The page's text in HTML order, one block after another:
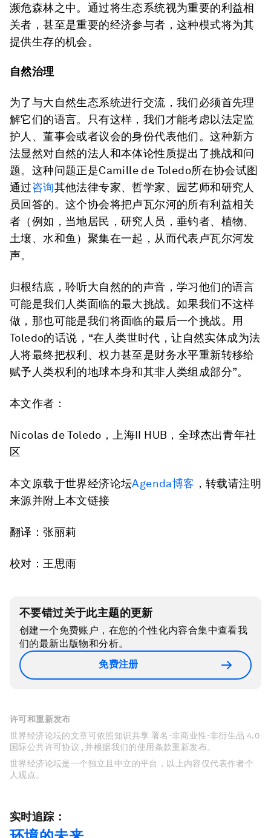
濒危森林之中。通过将生态系统视为重要的利益相
关者，甚至是重要的经济参与者，这种模式将为其
提供生存的机会。
自然治理
为了与大自然生态系统进行交流，我们必须首先理
解它们的语言。只有这样，我们才能考虑以法定监
护人、董事会或者议会的身份代表他们。这种新方
法显然对自然的法人和本体论性质提出了挑战和问
题。这种问题正是Camille de Toledo所在协会试图
通过咨询其他法律专家、哲学家、园艺师和研究人
员回答的。这个协会将把卢瓦尔河的所有利益相关
者（例如，当地居民，研究人员，垂钓者、植物、
土壤、水和鱼）聚集在一起，从而代表卢瓦尔河发
声。
归根结底，聆听大自然的的声音，学习他们的语言
可能是我们人类面临的最大挑战。如果我们不这样
做，那也可能是我们将面临的最后一个挑战。用
Toledo的话说，“在人类世时代，让自然实体成为法
人将最终把权利、权力甚至是财务水平重新转移给
赋予人类权利的地球本身和其非人类组成部分”。
本文作者：
Nicolas de Toledo，上海II HUB，全球杰出青年社
区
本文原载于世界经济论坛Agenda博客 ，转载请注明
来源并附上本文链接
翻译：张丽莉
校对：王思雨
不要错过关于此主题的更新
创建一个免费账户，在您的个性化内容合集中查看我
们的最新出版物和分析。
免费注册
许可和重新发布
世界经济论坛的文章可依照知识共享 署名-非商业性-非衍生品 4.0
国际公共许可协议 , 并根据我们的使用条款重新发布。
世界经济论坛是一个独立且中立的平台，以上内容仅代表作者个
人观点。
实时追踪：